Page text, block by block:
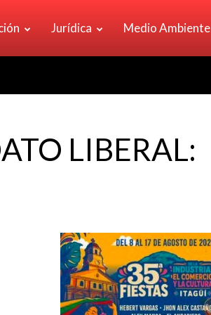
Jurídica Medio Ambiente
LIBERAL: